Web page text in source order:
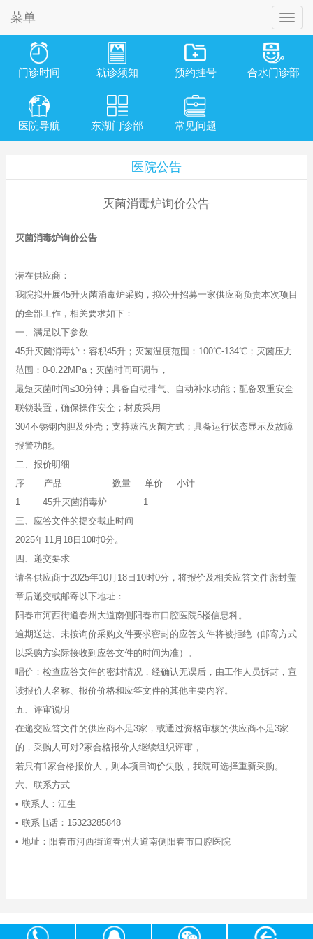
菜单
门诊时间 就诊须知 预约挂号 合水门诊部
医院导航 东湖门诊部 常见问题
医院公告
灭菌消毒炉询价公告
灭菌消毒炉询价公告
潜在供应商：
我院拟开展45升灭菌消毒炉采购，拟公开招募一家供应商负责本次项目
的全部工作，相关要求如下：
一、满足以下参数
45升灭菌消毒炉：容积45升；灭菌温度范围：100℃-134℃；灭菌压力
范围：0-0.22MPa；灭菌时间可调节，
最短灭菌时间≤30分钟；具备自动排气、自动补水功能；配备双重安全
联锁装置，确保操作安全；材质采用
304不锈钢内胆及外壳； 支持蒸汽灭菌方式；具备运行状态显示及故障
报警功能。
二、报价明细
序 产品 数量 单价 小计
1 45升灭菌消毒炉 1
三、应答文件的提交截止时间
2025年11月18日10时0分。
四、递交要求
请各供应商于2025年10月18日10时0分，将报价及相关应答文件密封盖
章后递交或邮寄以下地址：
阳春市河西街道春州大道南侧阳春市口腔医院5楼信息科。
逾期送达、未按询价采购文件要求密封的应答文件将被拒绝（邮寄方式
以采购方实际接收到应答文件的时间为准）。
唱价：检查应答文件的密封情况，经确认无误后，由工作人员拆封，宣
读报价人名称、报价价格和应答文件的其他主要内容。
五、评审说明
在递交应答文件的供应商不足3家，或通过资格审核的供应商不足3家
的，采购人可对2家合格报价人继续组织评审，
若只有1家合格报价人，则本项目询价失败，我院可选择重新采购。
六、联系方式
• 联系人：江生
• 联系电话：15323285848
• 地址：阳春市河西街道春州大道南侧阳春市口腔医院